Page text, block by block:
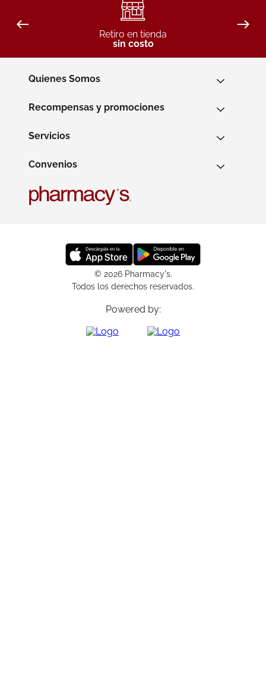
Retiro en tienda
sin costo
Quienes Somos
Recompensas y promociones
Servicios
Convenios
© 2026 Pharmacy's.
Todos los derechos reservados.
Powered by: